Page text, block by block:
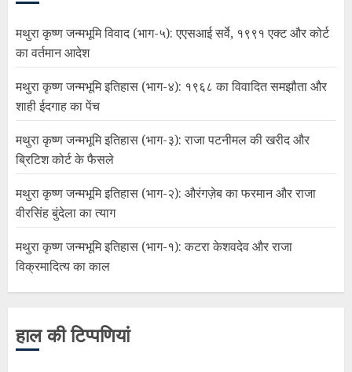
मथुरा कृष्ण जन्मभूमि विवाद (भाग-५): एएसआई सर्वे, १९९१ एक्ट और कोर्ट
का वर्तमान आदेश
मथुरा कृष्ण जन्मभूमि इतिहास (भाग-४): १९६८ का विवादित समझौता और
शाही ईदगाह का पेंच
मथुरा कृष्ण जन्मभूमि इतिहास (भाग-३): राजा पटनीमल की खरीद और
ब्रिटिश कोर्ट के फैसले
मथुरा कृष्ण जन्मभूमि इतिहास (भाग-२): औरंगज़ेब का फरमान और राजा
वीरसिंह बुंदेला का त्याग
मथुरा कृष्ण जन्मभूमि इतिहास (भाग-१): कटरा केशवदेव और राजा
विक्रमादित्य का काल
हाल की टिप्पणियां